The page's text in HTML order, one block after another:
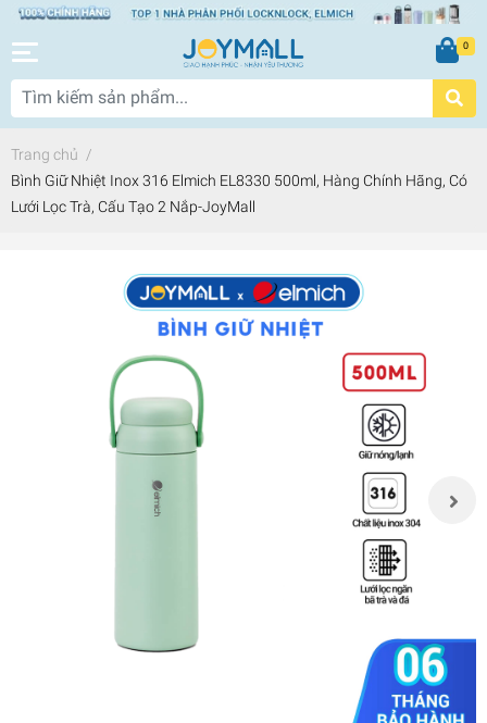
0
Trang chủ /
Bình Giữ Nhiệt Inox 316 Elmich EL8330 500ml, Hàng Chính Hãng, Có
Lưới Lọc Trà, Cấu Tạo 2 Nắp-JoyMall